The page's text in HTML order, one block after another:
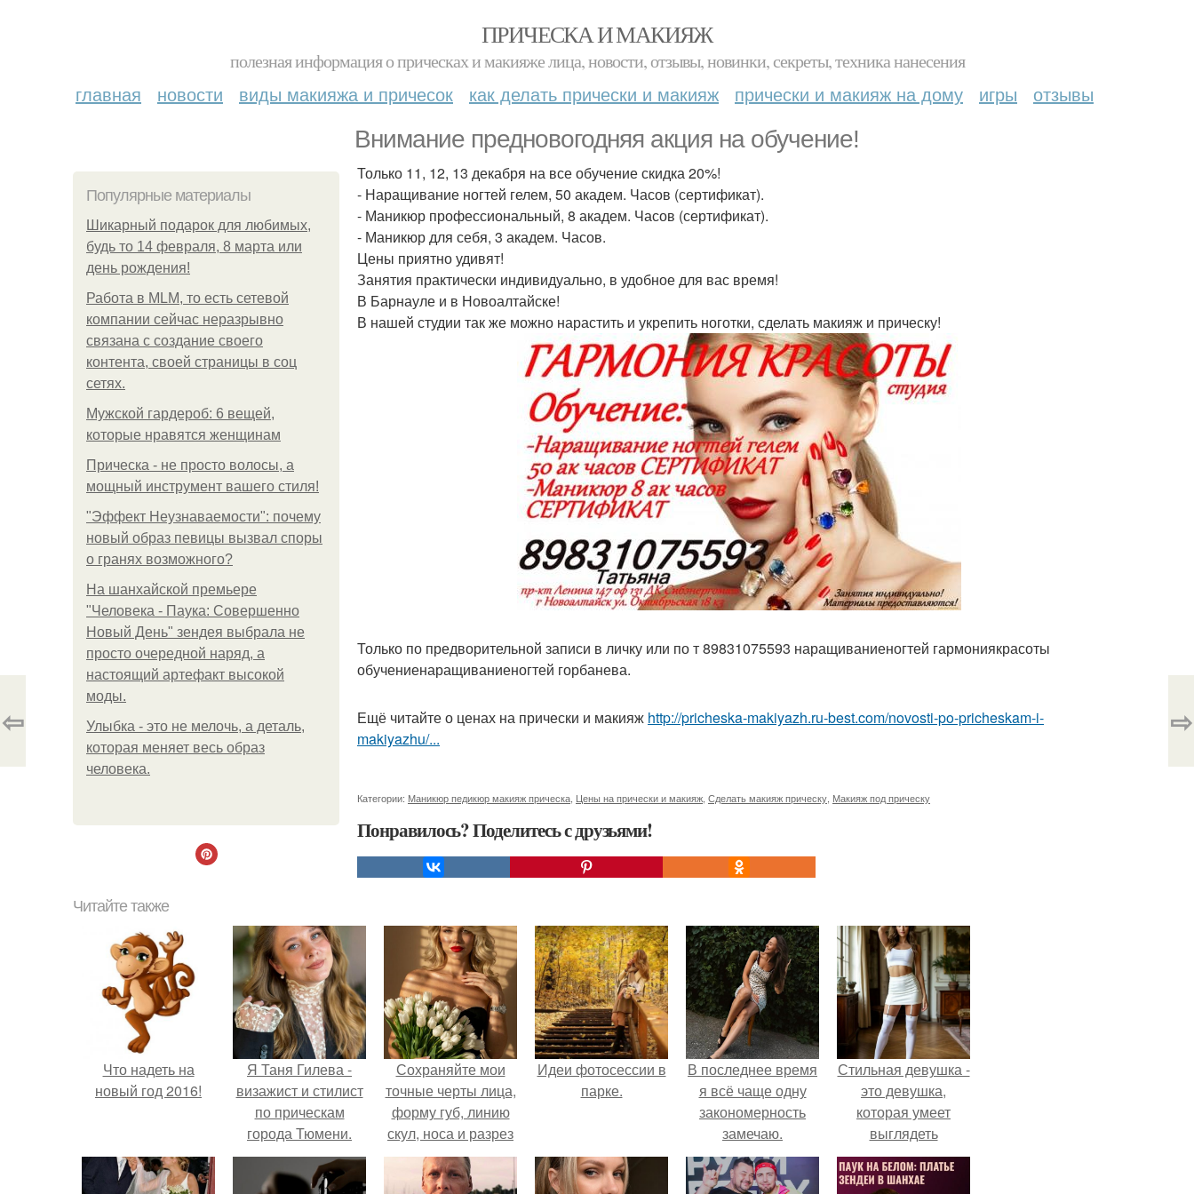
ПРИЧЕСКА И МАКИЯЖ
полезная информация о прическах и макияже лица, новости, отзывы, новинки, секреты, техника нанесения
главная новости виды макияжа и причесок как делать прически и макияж прически и макияж на дому игры отзывы
Внимание предновогодняя акция на обучение!
Популярные материалы
Шикарный подарок для любимых,
будь то 14 февраля, 8 марта или
день рождения!
Работа в MLM, то есть сетевой
компании сейчас неразрывно
связана с создание своего
контента, своей страницы в соц
сетях.
Мужской гардероб: 6 вещей,
которые нравятся женщинам
Прическа - не просто волосы, а
мощный инструмент вашего стиля!
"Эффект Неузнаваемости": почему
новый образ певицы вызвал споры
о гранях возможного?
На шанхайской премьере
"Человека - Паука: Совершенно
Новый День" зендея выбрала не
просто очередной наряд, а
настоящий артефакт высокой
моды.
Улыбка - это не мелочь, а деталь,
которая меняет весь образ
человека.
Только 11, 12, 13 декабря на все обучение скидка 20%!
- Наращивание ногтей гелем, 50 академ. Часов (сертификат).
- Маникюр профессиональный, 8 академ. Часов (сертификат).
- Маникюр для себя, 3 академ. Часов.
Цены приятно удивят!
Занятия практически индивидуально, в удобное для вас время!
В Барнауле и в Новоалтайске!
В нашей студии так же можно нарастить и укрепить ноготки, сделать макияж и прическу!
Только по предворительной записи в личку или по т 89831075593 наращиваниеногтей гармониякрасоты
обучениенаращиваниеногтей горбанева.
Ещё читайте о ценах на прически и макияж http://pricheska-makiyazh.ru-best.com/novosti-po-pricheskam-i-
makiyazhu/...
Категории: Маникюр педикюр макияж прическа Цены на прически и макияж Сделать макияж прическу Макияж под прическу
Понравилось? Поделитесь с друзьями!
⇦ ⇨
Читайте также
Что надеть на
новый год 2016!
Я Таня Гилева -
визажист и стилист
по прическам
города Тюмени.
Сохраняйте мои
точные черты лица,
форму губ, линию
скул, носа и разрез
глаз.
Идеи фотосессии в
парке.
В последнее время
я всё чаще одну
закономерность
замечаю.
Стильная девушка -
это девушка,
которая умеет
выглядеть
привлекательно и
элегантно в любои